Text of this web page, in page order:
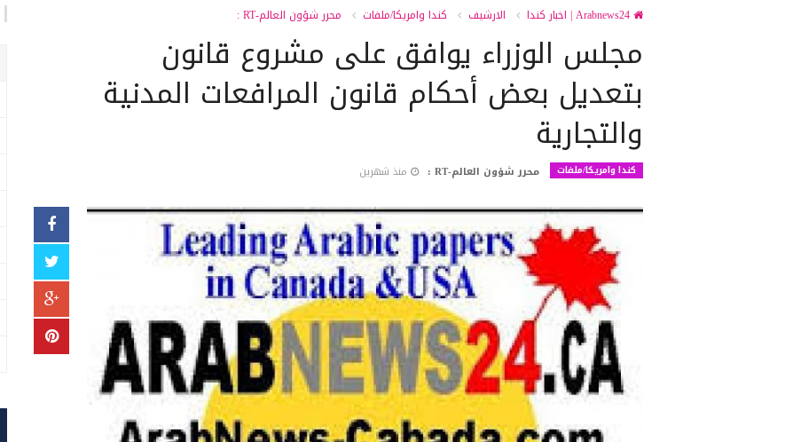
الارشيف كندا وامريكا/ملفات محرر شؤون العالم-RT :
مجلس الوزراء يوافق على مشروع قانون
بتعديل بعض أحكام قانون المرافعات المدنية
والتجارية
كندا وامريكا/ملفات محرر شؤون العالم-RT : منذ شهرين